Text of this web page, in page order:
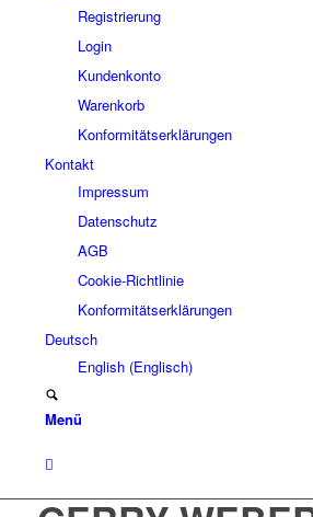
Registrierung
Login
Kundenkonto
Warenkorb
Konformitätserklärungen
Kontakt
Impressum
Datenschutz
AGB
Cookie-Richtlinie
Konformitätserklärungen
Deutsch
English(Englisch)
Menü